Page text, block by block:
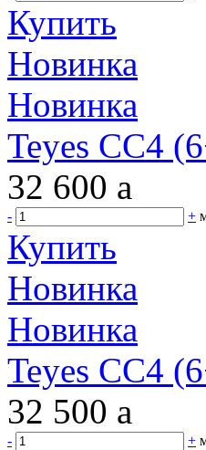
Купить
Новинка
Новинка
Teyes CC4
32 600 a
- +
Купить
Новинка
Новинка
Teyes CC4
32 500 a
- +